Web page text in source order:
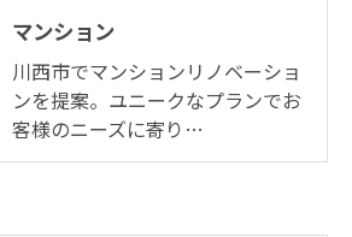
マンション
川西市でマンションリノベーショ
ンを提案。ユニークなプランでお
客様のニーズに寄り…